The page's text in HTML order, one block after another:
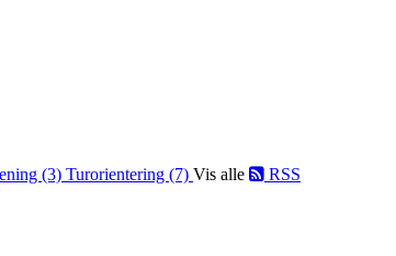
(3) Turorientering (7) Vis alle RSS